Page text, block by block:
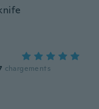
chargements